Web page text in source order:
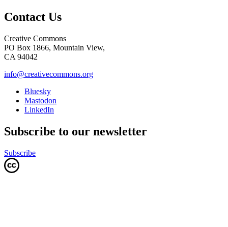
Contact Us
Creative Commons
PO Box 1866, Mountain View,
CA 94042
info@creativecommons.org
Bluesky
Mastodon
LinkedIn
Subscribe to our newsletter
Subscribe